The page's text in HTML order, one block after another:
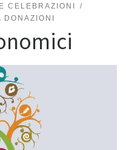
CELEBRAZIONI
DONAZIONI